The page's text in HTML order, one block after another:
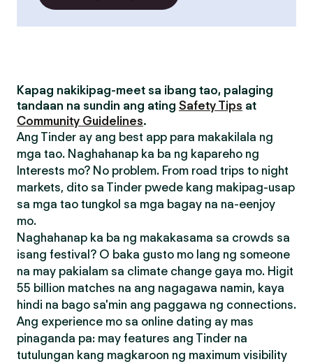
Kapag nakikipag-meet sa ibang tao, palaging
tandaan na sundin ang ating Safety Tips at
Community Guidelines.
Ang Tinder ay ang best app para makakilala ng
mga tao. Naghahanap ka ba ng kapareho ng
Interests mo? No problem. From road trips to night
markets, dito sa Tinder pwede kang makipag-usap
sa mga tao tungkol sa mga bagay na na-eenjoy
mo.
Naghahanap ka ba ng makakasama sa crowds sa
isang festival? O baka gusto mo lang ng someone
na may pakialam sa climate change gaya mo. Higit
55 billion matches na ang nagagawa namin, kaya
hindi na bago sa'min ang paggawa ng connections.
Ang experience mo sa online dating ay mas
pinaganda pa: may features ang Tinder na
tutulungan kang magkaroon ng maximum visibility